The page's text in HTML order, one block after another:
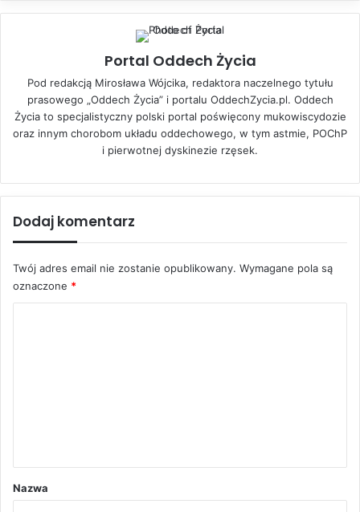
Portal Oddech Życia
Pod redakcją Mirosława Wójcika, redaktora naczelnego tytułu
prasowego „Oddech Życia” i portalu OddechZycia.pl. Oddech
Życia to specjalistyczny polski portal poświęcony mukowiscydozie
oraz innym chorobom układu oddechowego, w tym astmie, POChP
i pierwotnej dyskinezie rzęsek.
Dodaj komentarz
Twój adres email nie zostanie opublikowany. Wymagane pola są
oznaczone *
rNazwa